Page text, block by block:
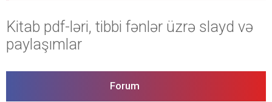
Kitab pdf-ləri, tibbi fənlər üzrə slayd və
paylaşımlar
Forum